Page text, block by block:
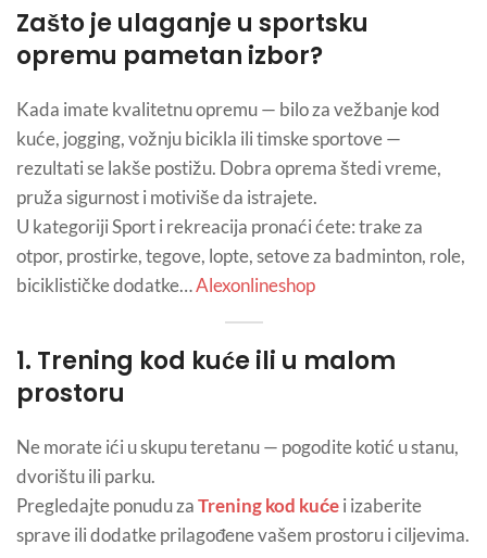
Zašto je ulaganje u sportsku
opremu pametan izbor?
Kada imate kvalitetnu opremu — bilo za vežbanje kod
kuće, jogging, vožnju bicikla ili timske sportove —
rezultati se lakše postižu. Dobra oprema štedi vreme,
pruža sigurnost i motiviše da istrajete.
U kategoriji Sport i rekreacija pronaći ćete: trake za
otpor, prostirke, tegove, lopte, setove za badminton, role,
biciklističke dodatke…Alexonlineshop
1. Trening kod kuće ili u malom
prostoru
Ne morate ići u skupu teretanu — pogodite kotić u stanu,
dvorištu ili parku.
Pregledajte ponudu zaTrening kod kućei izaberite
sprave ili dodatke prilagođene vašem prostoru i ciljevima.